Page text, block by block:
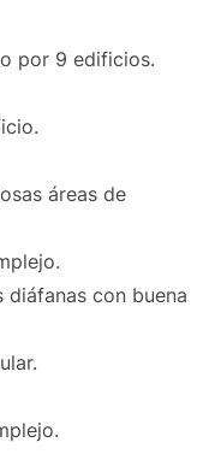
por 9 edificios.
áreas de
con buena